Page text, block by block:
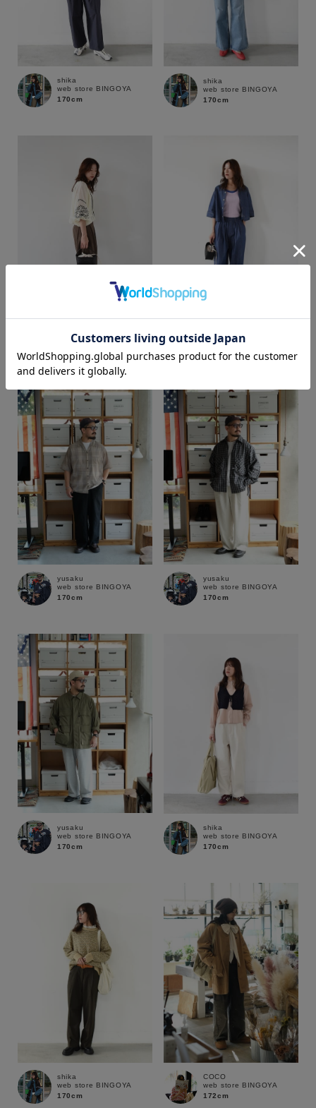
価格
商品タイプ
通常商品 予約商品
セール価格 WEB限定
在庫
在庫あり 在庫なし含む
shika
web store BINGOYA
170cm
shika
web store BINGOYA
170cm
web store BINGOYA
web store BINGOYA
yusaku
web store BINGOYA
170cm
yusaku
web store BINGOYA
170cm
yusaku
web store BINGOYA
170cm
shika
web store BINGOYA
170cm
shika
web store BINGOYA
170cm
COCO
web store BINGOYA
172cm